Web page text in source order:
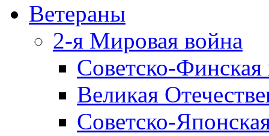
Ветераны
2-я Мировая война
Советско-
Великая
Советско-